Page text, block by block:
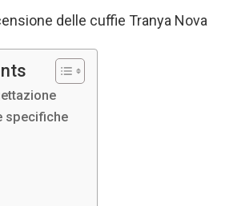
delle cuffie Tranya Nova
specifiche